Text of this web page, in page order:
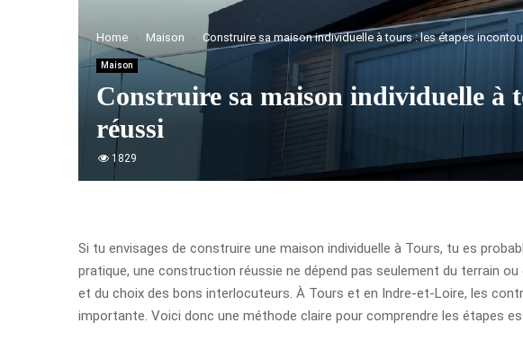
Home Maison Construire sa maison individuelle à tours : les étapes
Maison
Construire sa maison individuelle à
réussi
1829
Si tu envisages de construire une maison individuelle à Tours, tu es
pratique, une construction réussie ne dépend pas seulement du terrain
et du choix des bons interlocuteurs. À Tours et en Indre-et-Loire, les
importante. Voici donc une méthode claire pour comprendre les étapes